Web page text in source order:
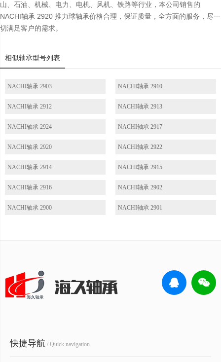
山、石油、机械、电力、电机、风机、铁路等行业，本公司销售的
NACHI轴承 2920 推力球轴承价格合理，保证质量，全方面的服务，尽一
切满足客户的需求。
相似轴承型号列表
NACHI轴承 2903 NACHI轴承 2910
NACHI轴承 2912 NACHI轴承 2913
NACHI轴承 2924 NACHI轴承 2917
NACHI轴承 2920 NACHI轴承 2922
NACHI轴承 2914 NACHI轴承 2915
NACHI轴承 2916 NACHI轴承 2902
NACHI轴承 2900 NACHI轴承 2901
快捷导航 / Quick navigation